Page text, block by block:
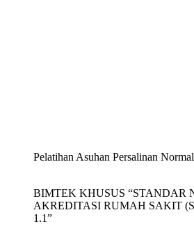
Pelatihan Asuhan Persalinan
BIMTEK KHUSUS “STANDAR
AKREDITASI RUMAH SAKIT
1.1”